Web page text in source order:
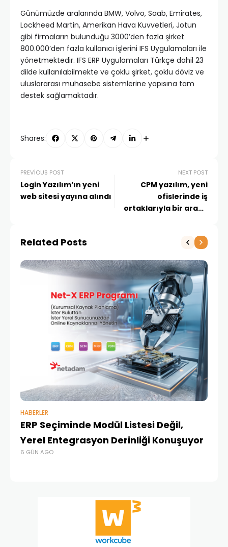
Günümüzde aralarında BMW, Volvo, Saab, Emirates,
Lockheed Martin, Amerikan Hava Kuvvetleri, Jotun
gibi firmaların bulunduğu 3000’den fazla şirket
800.000’den fazla kullanıcı işlerini IFS Uygulamaları ile
yönetmektedir. IFS ERP Uygulamaları Türkçe dahil 23
dilde kullanılabilmekte ve çoklu şirket, çoklu döviz ve
uluslararası muhasebe sistemlerine yapısına tam
destek sağlamaktadır.
Shares:
PREVIOUS POST
Login Yazılım’ın yeni
web sitesi yayına alındı
NEXT POST
CPM yazılım, yeni
ofislerinde iş
ortaklarıyla bir araya
Related Posts
HABERLER
ERP Seçiminde Modül Listesi Değil,
Yerel Entegrasyon Derinliği Konuşuyor
6 GÜN AGO